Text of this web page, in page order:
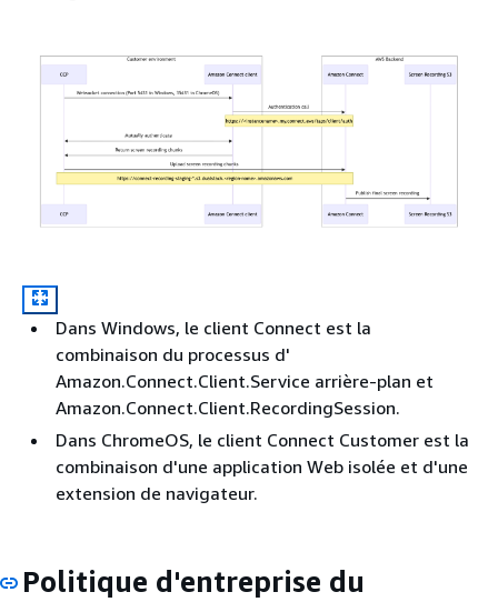
Dans Windows, le client Connect est la
combinaison du processus d'
Amazon.Connect.Client.Service arrière-plan et
Amazon.Connect.Client.RecordingSession.
Dans ChromeOS, le client Connect Customer est la
combinaison d'une application Web isolée et d'une
extension de navigateur.
Politique d'entreprise du